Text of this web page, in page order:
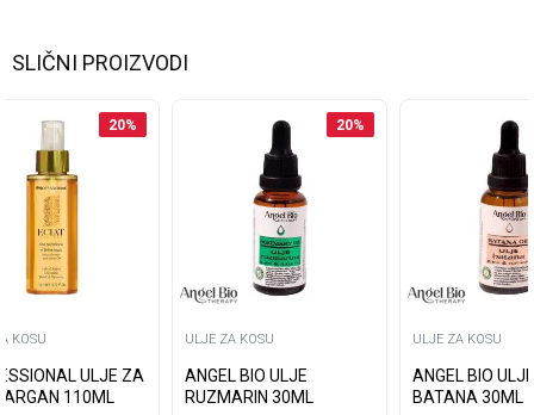
SLIČNI PROIZVODI
20%
KOSU
ULJE ZA
ARGAN 110ML
20%
ULJE ZA KOSU
ANGEL BIO ULJE
RUZMARIN 30ML
ULJE ZA KOSU
ANGEL BIO ULJE
BATANA 30ML